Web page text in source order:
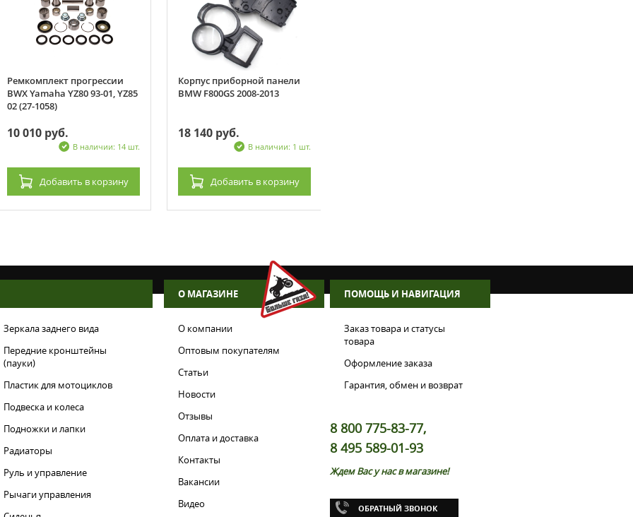
Ремкомплект прогрессии
BWX Yamaha YZ80 93-01, YZ85
02 (27-1058)
10 010 руб.
В наличии: 14 шт.
Добавить в корзину
Корпус приборной панели
BMW F800GS 2008-2013
18 140 руб.
В наличии: 1 шт.
Добавить в корзину
Зеркала заднего вида
Передние кронштейны
(пауки)
Пластик для мотоциклов
Подвеска и колеса
Подножки и лапки
Радиаторы
Руль и управление
Рычаги управления
О МАГАЗИНЕ
О компании
Оптовым покупателям
Статьи
Новости
Отзывы
Оплата и доставка
Контакты
Вакансии
Видео
ПОМОЩЬ И НАВИГАЦИЯ
Заказ товара и статусы
товара
Оформление заказа
Гарантия, обмен и возврат
8 800 775-83-77,
8 495 589-01-93
Ждем Вас у нас в магазине!
ОБРАТНЫЙ ЗВОНОК